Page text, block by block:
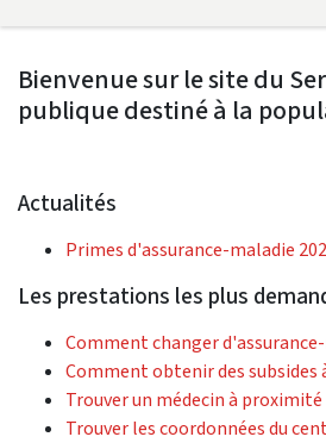
Bienvenue sur le site du
publique destiné à la
Actualités
Primes d'assurance-maladie
Les prestations les plus
Comment changer
Comment obtenir des subsides
Trouver un médecin à proximité
Trouver les coordonnées du